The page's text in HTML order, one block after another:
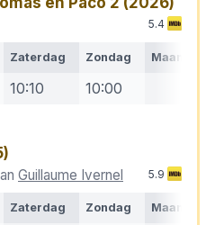
5.4
Zaterdag Zondag Maandag
10:10 10:00
Guillaume Ivernel 5.9
Zaterdag Zondag Maandag